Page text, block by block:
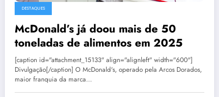
DESTAQUES
McDonald’s já doou mais de 50
toneladas de alimentos em 2025
[caption id="attachment_15133" align="alignleft" width="600"]
Divulgação[/caption] O McDonald's, operado pela Arcos Dorados,
maior franquia da marca…